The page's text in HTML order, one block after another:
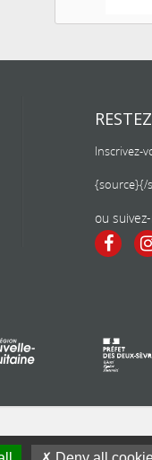
Inscrivez-
{source}{/
ou